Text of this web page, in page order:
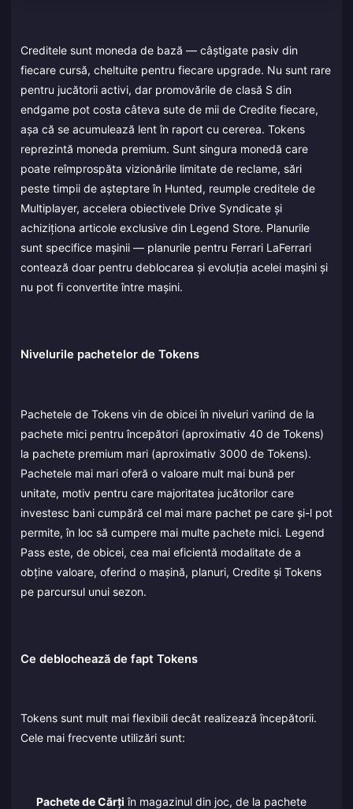
Creditele sunt moneda de bază — câștigate pasiv din
fiecare cursă, cheltuite pentru fiecare upgrade. Nu sunt rare
pentru jucătorii activi, dar promovările de clasă S din
endgame pot costa câteva sute de mii de Credite fiecare,
așa că se acumulează lent în raport cu cererea. Tokens
reprezintă moneda premium. Sunt singura monedă care
poate reîmprospăta vizionările limitate de reclame, sări
peste timpii de așteptare în Hunted, reumple creditele de
Multiplayer, accelera obiectivele Drive Syndicate și
achiziționa articole exclusive din Legend Store. Planurile
sunt specifice mașinii — planurile pentru Ferrari LaFerrari
contează doar pentru deblocarea și evoluția acelei mașini și
nu pot fi convertite între mașini.
Nivelurile pachetelor de Tokens
Pachetele de Tokens vin de obicei în niveluri variind de la
pachete mici pentru începători (aproximativ 40 de Tokens)
la pachete premium mari (aproximativ 3000 de Tokens).
Pachetele mai mari oferă o valoare mult mai bună per
unitate, motiv pentru care majoritatea jucătorilor care
investesc bani cumpără cel mai mare pachet pe care și-l pot
permite, în loc să cumpere mai multe pachete mici. Legend
Pass este, de obicei, cea mai eficientă modalitate de a
obține valoare, oferind o mașină, planuri, Credite și Tokens
pe parcursul unui sezon.
Ce deblochează de fapt Tokens
Tokens sunt mult mai flexibili decât realizează începătorii.
Cele mai frecvente utilizări sunt:
Pachete de Cărți în magazinul din joc, de la pachete